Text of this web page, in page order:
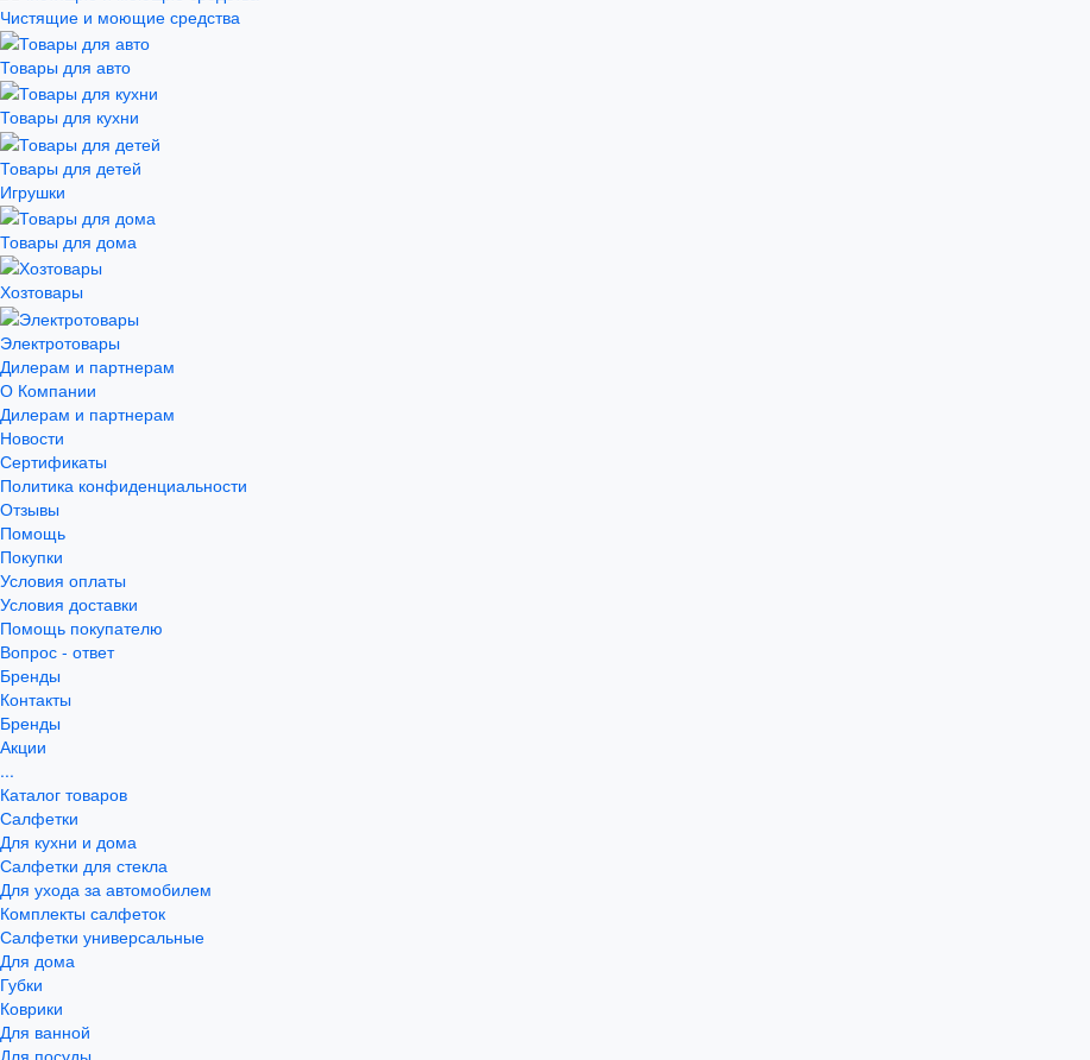
Чистящие и моющие средства
Товары для авто
Товары для кухни
Товары для детей
Игрушки
Товары для дома
Хозтовары
Электротовары
Дилерам и партнерам
О Компании
Дилерам и партнерам
Новости
Сертификаты
Политика конфиденциальности
Отзывы
Помощь
Покупки
Условия оплаты
Условия доставки
Помощь покупателю
Вопрос - ответ
Бренды
Контакты
Бренды
Акции
...
Каталог товаров
Салфетки
Для кухни и дома
Салфетки для стекла
Для ухода за автомобилем
Комплекты салфеток
Салфетки универсальные
Для дома
Губки
Коврики
Для ванной
Для посуды